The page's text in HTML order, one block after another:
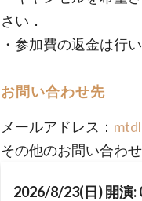
さい．
・参加費の返金は行
お問い合わせ先
メールアドレス：
その他のお問い合わ
2026/8/23(日) 開演: